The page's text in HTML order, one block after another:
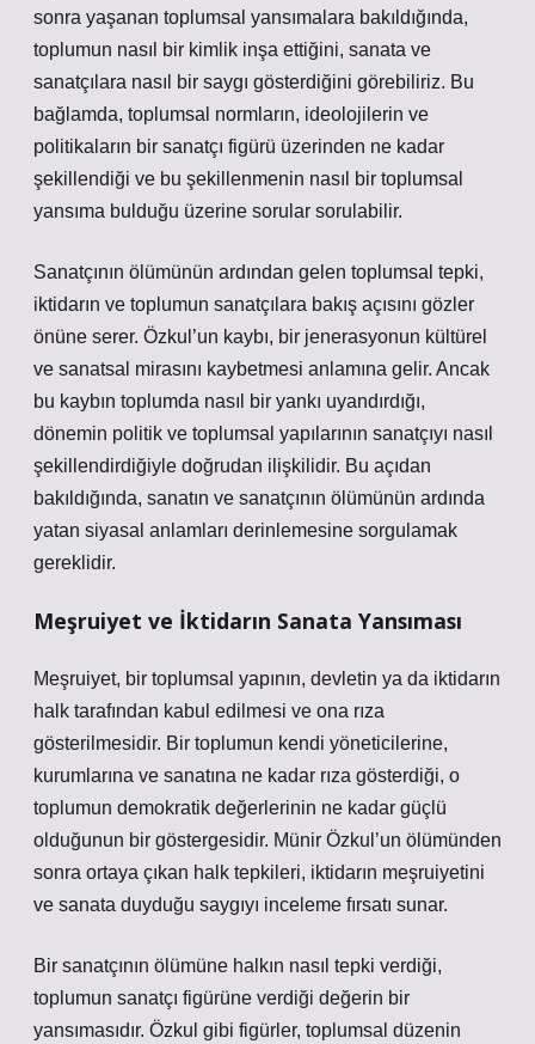
sonra yaşanan toplumsal yansımalara bakıldığında,
toplumun nasıl bir kimlik inşa ettiğini, sanata ve
sanatçılara nasıl bir saygı gösterdiğini görebiliriz. Bu
bağlamda, toplumsal normların, ideolojilerin ve
politikaların bir sanatçı figürü üzerinden ne kadar
şekillendiği ve bu şekillenmenin nasıl bir toplumsal
yansıma bulduğu üzerine sorular sorulabilir.
Sanatçının ölümünün ardından gelen toplumsal tepki,
iktidarın ve toplumun sanatçılara bakış açısını gözler
önüne serer. Özkul’un kaybı, bir jenerasyonun kültürel
ve sanatsal mirasını kaybetmesi anlamına gelir. Ancak
bu kaybın toplumda nasıl bir yankı uyandırdığı,
dönemin politik ve toplumsal yapılarının sanatçıyı nasıl
şekillendirdiğiyle doğrudan ilişkilidir. Bu açıdan
bakıldığında, sanatın ve sanatçının ölümünün ardında
yatan siyasal anlamları derinlemesine sorgulamak
gereklidir.
Meşruiyet ve İktidarın Sanata Yansıması
Meşruiyet, bir toplumsal yapının, devletin ya da iktidarın
halk tarafından kabul edilmesi ve ona rıza
gösterilmesidir. Bir toplumun kendi yöneticilerine,
kurumlarına ve sanatına ne kadar rıza gösterdiği, o
toplumun demokratik değerlerinin ne kadar güçlü
olduğunun bir göstergesidir. Münir Özkul’un ölümünden
sonra ortaya çıkan halk tepkileri, iktidarın meşruiyetini
ve sanata duyduğu saygıyı inceleme fırsatı sunar.
Bir sanatçının ölümüne halkın nasıl tepki verdiği,
toplumun sanatçı figürüne verdiği değerin bir
yansımasıdır. Özkul gibi figürler, toplumsal düzenin